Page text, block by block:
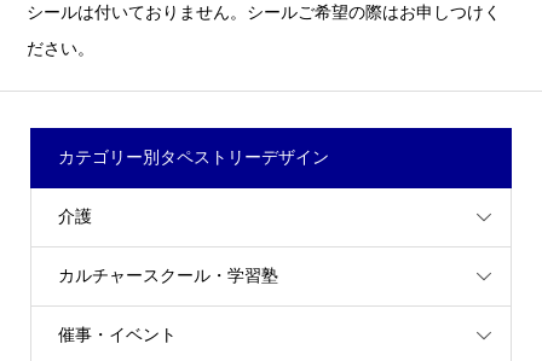
シールは付いておりません。シールご希望の際はお申しつけく
ださい。
カテゴリー別タペストリーデザイン
介護
カルチャースクール・学習塾
催事・イベント